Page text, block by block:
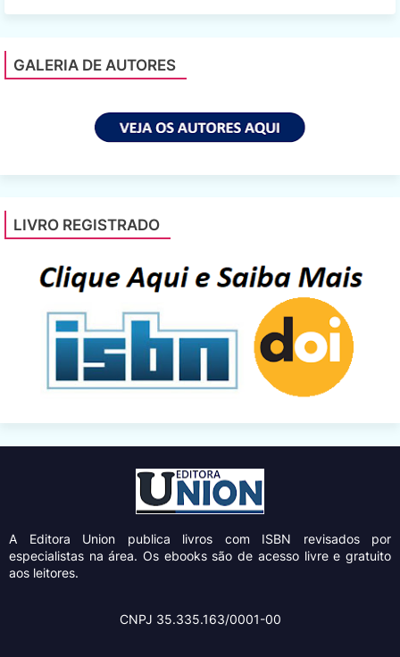
GALERIA DE AUTORES
LIVRO REGISTRADO
A Editora Union publica livros com ISBN revisados por
especialistas na área. Os ebooks são de acesso livre e gratuito
aos leitores.
CNPJ 35.335.163/0001-00